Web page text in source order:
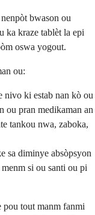
bwason ou
ka kraze tablèt la epi
oswa yogout.
ou:
nivo ki estab nan kò ou
ou pran medikaman an
tankou nwa, zaboka,
sa diminye absòpsyon
si ou santi ou pi
pou tout manm fanmi